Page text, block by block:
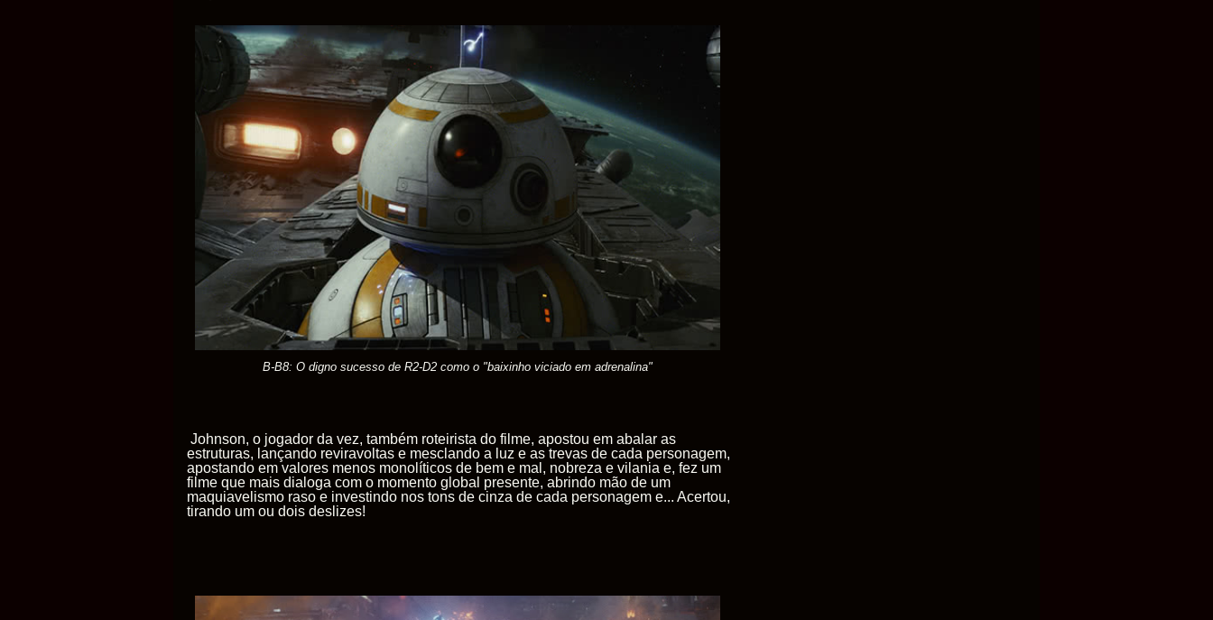
B-B8: O digno sucesso de R2-D2 como o "baixinho viciado em adrenalina"
Johnson, o jogador da vez, também roteirista do filme, apostou em abalar as
estruturas, lançando reviravoltas e mesclando a luz e as trevas de cada personagem,
apostando em valores menos monolíticos de bem e mal, nobreza e vilania e, fez um
filme que mais dialoga com o momento global presente, abrindo mão de um
maquiavelismo raso e investindo nos tons de cinza de cada personagem e... Acertou,
tirando um ou dois deslizes!